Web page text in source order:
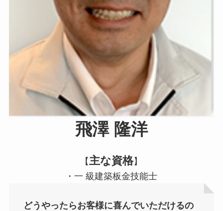
飛澤 隆洋
【 主な資格】
・一 級建築板金技能士
どうやったらお客様に喜んでいただけるの